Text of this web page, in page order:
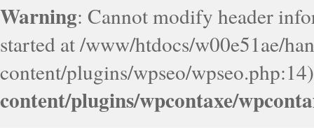
Warning: Cannot modify header
started at /www/htdocs/w00e51ae/
content/plugins/wpseo/
content/plugins/wpcontaxe/